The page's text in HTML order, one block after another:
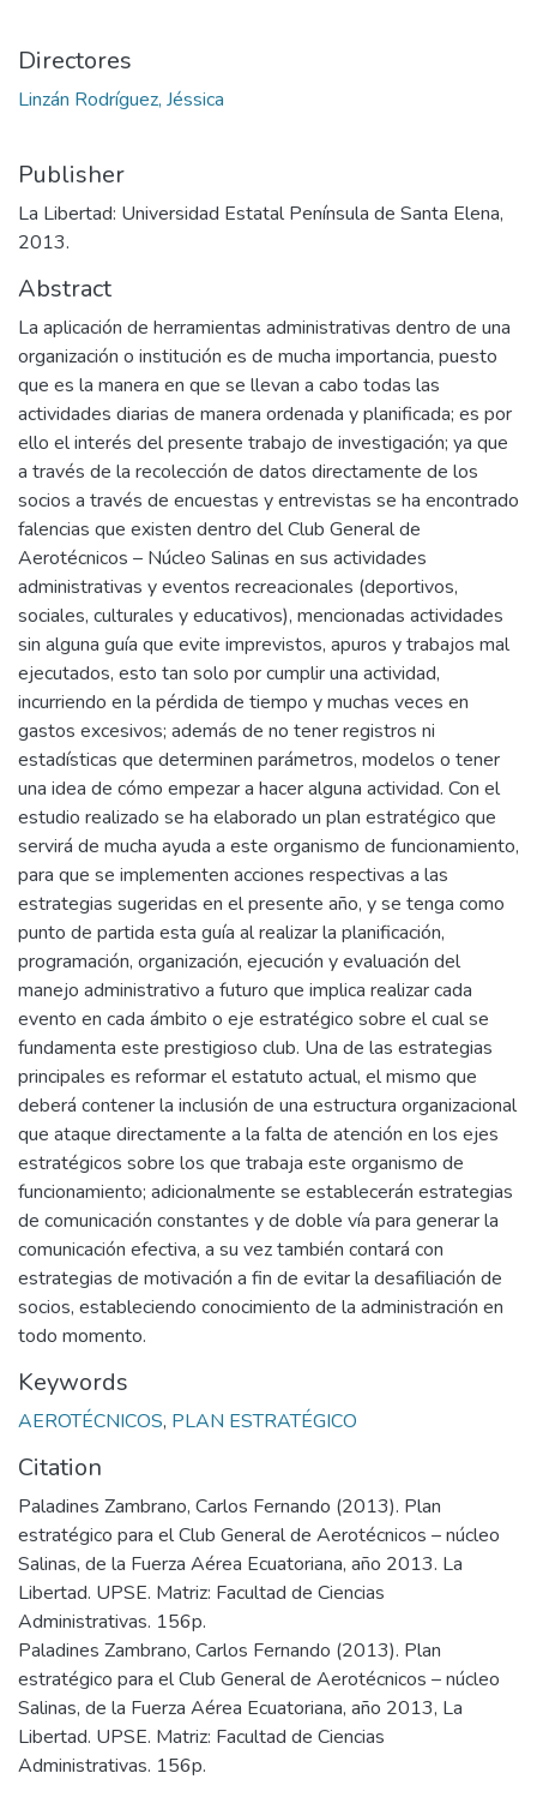
Directores
Linzán Rodríguez, Jéssica
Publisher
La Libertad: Universidad Estatal Península de Santa Elena,
2013.
Abstract
La aplicación de herramientas administrativas dentro de una
organización o institución es de mucha importancia, puesto
que es la manera en que se llevan a cabo todas las
actividades diarias de manera ordenada y planificada; es por
ello el interés del presente trabajo de investigación; ya que
a través de la recolección de datos directamente de los
socios a través de encuestas y entrevistas se ha encontrado
falencias que existen dentro del Club General de
Aerotécnicos – Núcleo Salinas en sus actividades
administrativas y eventos recreacionales (deportivos,
sociales, culturales y educativos), mencionadas actividades
sin alguna guía que evite imprevistos, apuros y trabajos mal
ejecutados, esto tan solo por cumplir una actividad,
incurriendo en la pérdida de tiempo y muchas veces en
gastos excesivos; además de no tener registros ni
estadísticas que determinen parámetros, modelos o tener
una idea de cómo empezar a hacer alguna actividad. Con el
estudio realizado se ha elaborado un plan estratégico que
servirá de mucha ayuda a este organismo de funcionamiento,
para que se implementen acciones respectivas a las
estrategias sugeridas en el presente año, y se tenga como
punto de partida esta guía al realizar la planificación,
programación, organización, ejecución y evaluación del
manejo administrativo a futuro que implica realizar cada
evento en cada ámbito o eje estratégico sobre el cual se
fundamenta este prestigioso club. Una de las estrategias
principales es reformar el estatuto actual, el mismo que
deberá contener la inclusión de una estructura organizacional
que ataque directamente a la falta de atención en los ejes
estratégicos sobre los que trabaja este organismo de
funcionamiento; adicionalmente se establecerán estrategias
de comunicación constantes y de doble vía para generar la
comunicación efectiva, a su vez también contará con
estrategias de motivación a fin de evitar la desafiliación de
socios, estableciendo conocimiento de la administración en
todo momento.
Keywords
AEROTÉCNICOS, PLAN ESTRATÉGICO
Citation
Paladines Zambrano, Carlos Fernando (2013). Plan
estratégico para el Club General de Aerotécnicos – núcleo
Salinas, de la Fuerza Aérea Ecuatoriana, año 2013. La
Libertad. UPSE. Matriz: Facultad de Ciencias
Administrativas. 156p.
Paladines Zambrano, Carlos Fernando (2013). Plan
estratégico para el Club General de Aerotécnicos – núcleo
Salinas, de la Fuerza Aérea Ecuatoriana, año 2013, La
Libertad. UPSE. Matriz: Facultad de Ciencias
Administrativas. 156p.